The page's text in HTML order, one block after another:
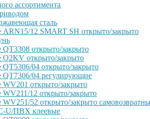
ассортимента
сталь
12 SMART SH открыто/закрыто
открыто/закрыто
открыто/закрыто
04 открыто/закрыто
04 регулирующие
открыто/закрыто
12 открыто/закрыто
52 открыто/закрыто
U/ПВХ клеевые